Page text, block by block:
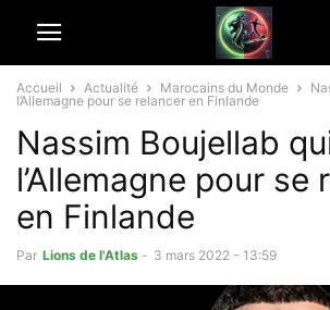
Accueil Actualité Marocains du Monde
l’Allemagne pour se relancer en Finlande
Nassim Boujellab
l’Allemagne pour se
en Finlande
Par Lions de l'Atlas - 3 mars 2022 - 13:59